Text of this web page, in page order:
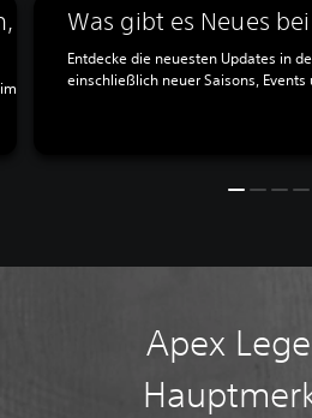
Was gibt es Neues
Entdecke die neuesten Updates in
einschließlich neuer Saisons, Events
Apex